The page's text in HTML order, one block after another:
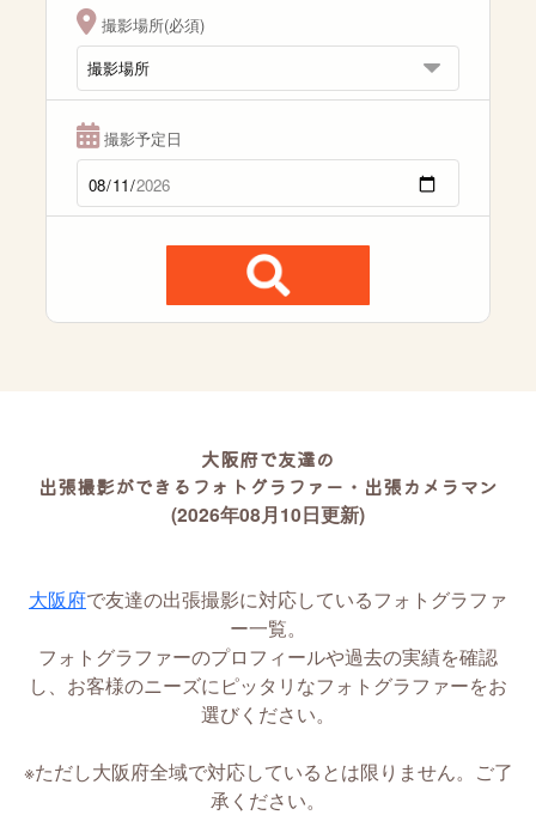
撮影場所(必須)
撮影予定日
大阪府で友達の
出張撮影ができるフォトグラファー・出張カメラマン
(2026年08月10日更新)
大阪府で友達の出張撮影に対応しているフォトグラファ
ー一覧。
フォトグラファーのプロフィールや過去の実績を確認
し、お客様のニーズにピッタリなフォトグラファーをお
選びください。
※ただし大阪府全域で対応しているとは限りません。ご了
承ください。